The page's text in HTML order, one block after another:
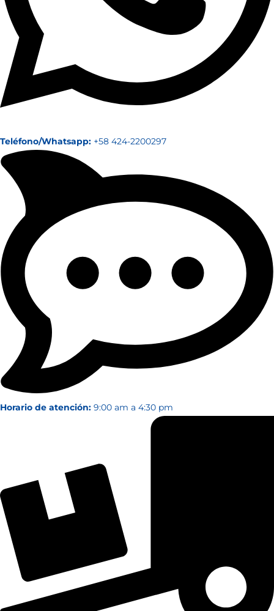
Teléfono/Whatsapp: +58 424-2200297
Horario de atención: 9:00 am a 4:30 pm